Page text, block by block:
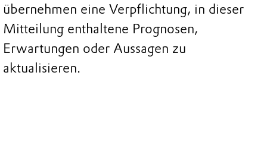
übernehmen eine Verpflichtung, in dieser
Mitteilung enthaltene Prognosen,
Erwartungen oder Aussagen zu
aktualisieren.